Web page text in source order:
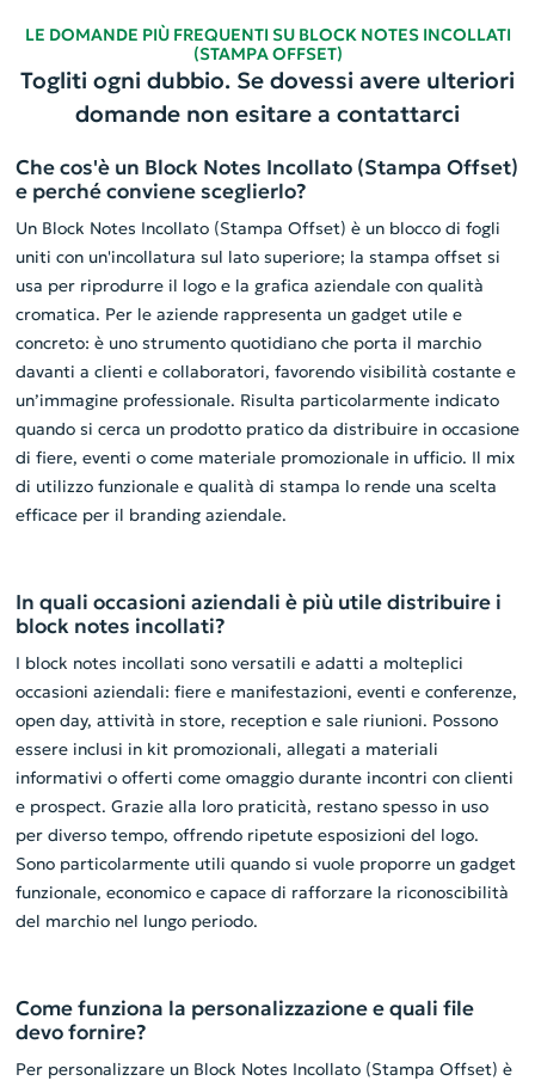
LE DOMANDE PIÙ FREQUENTI SU BLOCK NOTES INCOLLATI
(STAMPA OFFSET)
Togliti ogni dubbio. Se dovessi avere ulteriori
domande non esitare a contattarci
Che cos'è un Block Notes Incollato (Stampa Offset)
e perché conviene sceglierlo?
Un Block Notes Incollato (Stampa Offset) è un blocco di fogli
uniti con un'incollatura sul lato superiore; la stampa offset si
usa per riprodurre il logo e la grafica aziendale con qualità
cromatica. Per le aziende rappresenta un gadget utile e
concreto: è uno strumento quotidiano che porta il marchio
davanti a clienti e collaboratori, favorendo visibilità costante e
un’immagine professionale. Risulta particolarmente indicato
quando si cerca un prodotto pratico da distribuire in occasione
di fiere, eventi o come materiale promozionale in ufficio. Il mix
di utilizzo funzionale e qualità di stampa lo rende una scelta
efficace per il branding aziendale.
In quali occasioni aziendali è più utile distribuire i
block notes incollati?
I block notes incollati sono versatili e adatti a molteplici
occasioni aziendali: fiere e manifestazioni, eventi e conferenze,
open day, attività in store, reception e sale riunioni. Possono
essere inclusi in kit promozionali, allegati a materiali
informativi o offerti come omaggio durante incontri con clienti
e prospect. Grazie alla loro praticità, restano spesso in uso
per diverso tempo, offrendo ripetute esposizioni del logo.
Sono particolarmente utili quando si vuole proporre un gadget
funzionale, economico e capace di rafforzare la riconoscibilità
del marchio nel lungo periodo.
Come funziona la personalizzazione e quali file
devo fornire?
Per personalizzare un Block Notes Incollato (Stampa Offset) è